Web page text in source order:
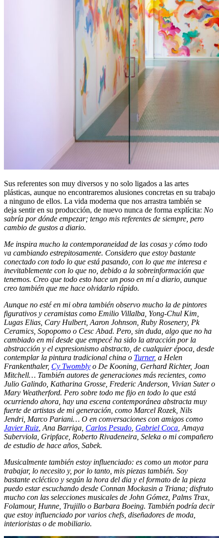
Sus referentes son muy diversos y no solo ligados a las artes
plásticas, aunque no encontraremos alusiones concretas en su trabajo
a ninguno de ellos. La vida moderna que nos arrastra también se
deja sentir en su producción, de nuevo nunca de forma explícita: No
sabría por dónde empezar; tengo mis referentes de siempre, pero
cambio de gustos a diario.
Me inspira mucho la contemporaneidad de las cosas y cómo todo
va cambiando estrepitosamente. Considero que estoy bastante
conectado con todo lo que está pasando, con lo que me interesa e
inevitablemente con lo que no, debido a la sobreinformación que
tenemos. Creo que todo esto hace un poso en mí a diario, aunque
creo también que me hace olvidarlo rápido.
Aunque no esté en mi obra también observo mucho la de pintores
figurativos y ceramistas como Emilio Villalba, Yong-Chul Kim,
Lugas Elias, Cary Hulbert, Aaron Johnson, Ruby Rosenery, Pk
Ceramics, Sopopomo o Cesc Abad. Pero, sin duda, algo que no ha
cambiado en mí desde que empecé ha sido la atracción por la
abstracción y el expresionismo abstracto, de cualquier época, desde
contemplar la pintura tradicional china o Turner, a Helen
Frankenthaler, Cy Twombly o De Kooning, Gerhard Richter, Joan
Mitchell… También autores de generaciones más recientes, como
Julio Galindo, Katharina Grosse, Frederic Anderson, Vivian Suter o
Mary Weatherford. Pero sobre todo me fijo en todo lo que está
ocurriendo ahora, hay una escena contemporánea abstracta muy
fuerte de artistas de mi generación, como Marcel Rozek, Nils
Jendri, Marco Pariani… O en conversaciones con amigos como
Javier Ruiz , Ana Barriga, Carlos Pesudo Gabriel Coca , Amaya
Suberviola, Gripface, Roberto Rivadeneira, Seleka o mi compañero
de estudio de hace años, Sabek.
Musicalmente también estoy influenciado: es como un motor para
trabajar, lo necesito y, por lo tanto, mis piezas también. Soy
bastante ecléctico y según la hora del dia y el formato de la pieza
puedo estar escuchando desde Connan Mockasin a Triana; disfruto
mucho con las selecciones musicales de John Gómez, Palms Trax,
Folamour, Hunne, Trujillo o Barbara Boeing. También podría decir
que estoy influenciado por varios chefs, diseñadores de moda,
interioristas o de mobiliario.